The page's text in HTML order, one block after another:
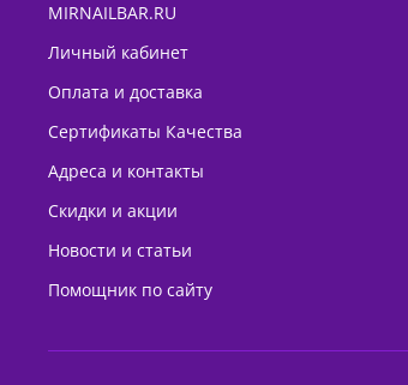
MIRNAILBAR.RU
Личный кабинет
Оплата и доставка
Сертификаты Качества
Адреса и контакты
Скидки и акции
Новости и статьи
Помощник по сайту